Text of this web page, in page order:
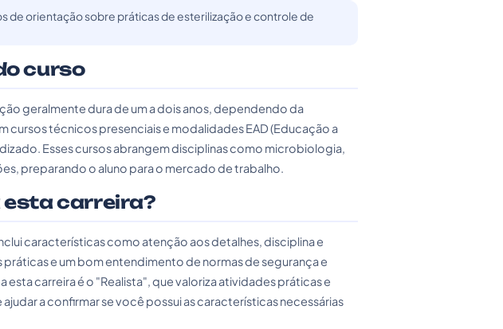
de orientação sobre práticas de esterilização e controle de
curso
geralmente dura de um a dois anos, dependendo da
cursos técnicos presenciais e modalidades EAD (Educação a
Esses cursos abrangem disciplinas como microbiologia,
preparando o aluno para o mercado de trabalho.
esta carreira?
características como atenção aos detalhes, disciplina e
e um bom entendimento de normas de segurança e
esta carreira é o "Realista", que valoriza atividades práticas e
a confirmar se você possui as características necessárias